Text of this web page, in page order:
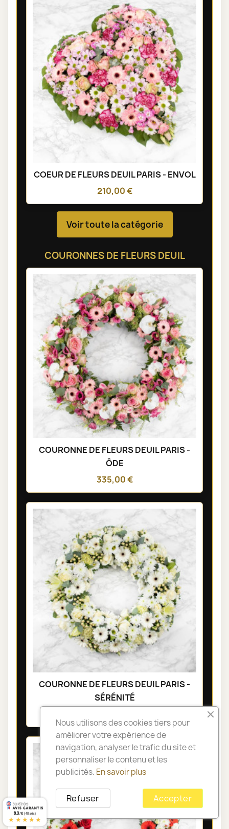
COEUR DE FLEURS DEUIL PARIS - ENVOL
210,00 €
Voir toute la catégorie
COURONNES DE FLEURS DEUIL
COURONNE DE FLEURS DEUIL PARIS -
ÔDE
335,00 €
COURONNE DE FLEURS DEUIL PARIS -
SÉRÉNITÉ
Nous utilisons des cookies tiers pour
améliorer votre expérience de
navigation, analyser le trafic du site et
personnaliser le contenu et les
publicités. En savoir plus
Accepter
Refuser
9.3/10 (48 avis)
★★★★★